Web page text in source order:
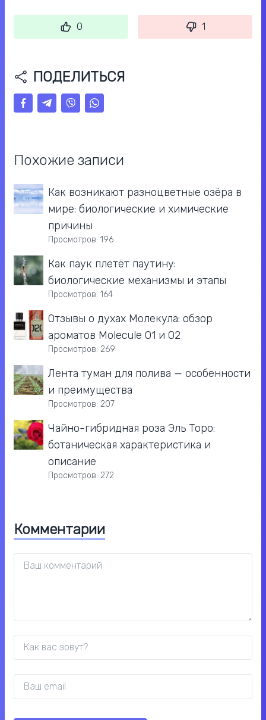
0 1
ПОДЕЛИТЬСЯ
Похожие записи
Как возникают разноцветные озёра в
мире: биологические и химические
причины
Просмотров: 196
Как паук плетёт паутину:
биологические механизмы и этапы
Просмотров: 164
Отзывы о духах Молекула: обзор
ароматов Molecule 01 и 02
Просмотров: 269
Лента туман для полива — особенности
и преимущества
Просмотров: 207
Чайно-гибридная роза Эль Торо:
ботаническая характеристика и
описание
Просмотров: 272
Комментарии